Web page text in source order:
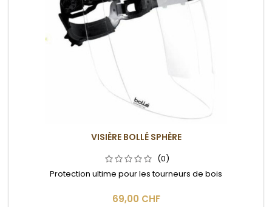
VISIÈRE BOLLÉ SPHÈRE
(0)
Protection ultime pour les tourneurs de bois
69,00 CHF